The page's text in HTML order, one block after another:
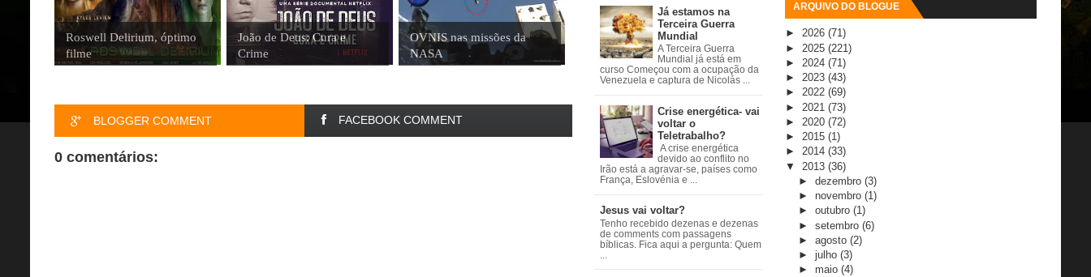
Já estamos na
Terceira Guerra
Mundial
A Terceira Guerra
Mundial já está em
curso Começou com a ocupação da
Venezuela e captura de Nicolás ...
Crise energética- vai
voltar o
Teletrabalho?
A crise energética
devido ao conflito no
Irão está a agravar-se, países como
França, Eslovénia e ...
Jesus vai voltar?
Tenho recebido dezenas e dezenas
de comments com passagens
bíblicas. Fica aqui a pergunta: Quem
Roswell Delirium, óptimo
filme
João de Deus: Cura e
Crime
OVNIS nas missões da
NASA
BLOGGER COMMENT FACEBOOK COMMENT
0 comentários:
ARQUIVO DO BLOGUE
► 2026 (71)
► 2025 (221)
► 2024 (71)
► 2023 (43)
► 2022 (69)
► 2021 (73)
► 2020 (72)
► 2015 (1)
► 2014 (33)
▼ 2013 (36)
► dezembro (3)
► novembro (1)
► outubro (1)
► setembro (6)
► agosto (2)
► julho (3)
► maio (4)